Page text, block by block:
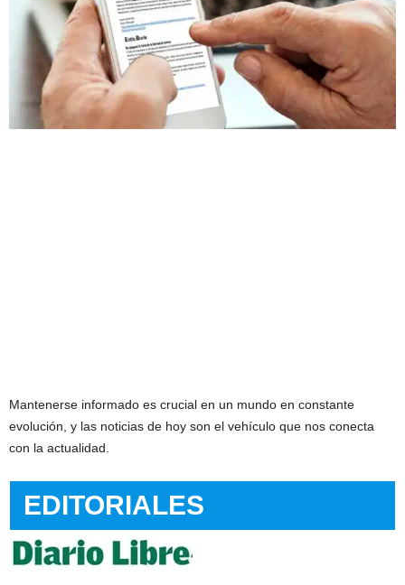
Mantenerse informado es crucial en un mundo en constante
evolución, y las noticias de hoy son el vehículo que nos conecta
con la actualidad.
EDITORIALES